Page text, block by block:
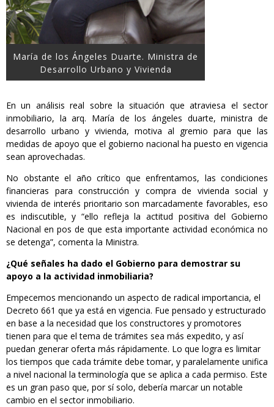
María de los Ángeles Duarte. Ministra de
Desarrollo Urbano y Vivienda
En un análisis real sobre la situación que atraviesa el sector
inmobiliario, la arq. María de los ángeles duarte, ministra de
desarrollo urbano y vivienda, motiva al gremio para que las
medidas de apoyo que el gobierno nacional ha puesto en vigencia
sean aprovechadas.
No obstante el año crítico que enfrentamos, las condiciones
financieras para construcción y compra de vivienda social y
vivienda de interés prioritario son marcadamente favorables, eso
es indiscutible, y “ello refleja la actitud positiva del Gobierno
Nacional en pos de que esta importante actividad económica no
se detenga”, comenta la Ministra.
¿Qué señales ha dado el Gobierno para demostrar su
apoyo a la actividad inmobiliaria?
Empecemos mencionando un aspecto de radical importancia, el
Decreto 661 que ya está en vigencia. Fue pensado y estructurado
en base a la necesidad que los constructores y promotores
tienen para que el tema de trámites sea más expedito, y así
puedan generar oferta más rápidamente. Lo que logra es limitar
los tiempos que cada trámite debe tomar, y paralelamente unifica
a nivel nacional la terminología que se aplica a cada permiso. Este
es un gran paso que, por sí solo, debería marcar un notable
cambio en el sector inmobiliario.